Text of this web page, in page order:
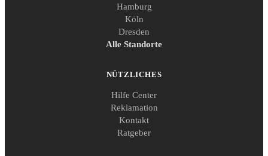
Hamburg
Köln
Dresden
Alle Standorte
NÜTZLICHES
Hilfe Center
Reklamation
Kontakt
Ratgeber